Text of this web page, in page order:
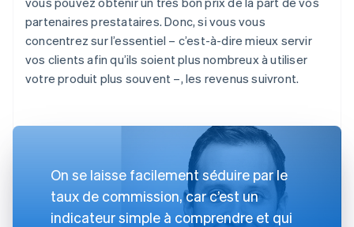
partenaires prestataires. Donc, si vous vous
concentrez sur l’essentiel – c’est-à-dire mieux servir
vos clients afin qu’ils soient plus nombreux à utiliser
votre produit plus souvent –, les revenus suivront.
On se laisse facilement séduire par le
taux de commission, car c’est un
indicateur simple à comprendre et qui